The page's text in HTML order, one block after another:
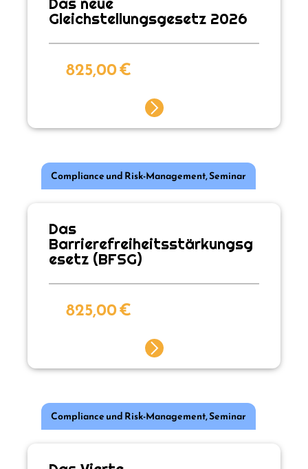
Gleichstellungsgesetz 2026
825,00€
Compliance und Risk-Management,Seminar
Das
Barrierefreiheitsstärkungsg
esetz (BFSG)
825,00€
Compliance und Risk-Management,Seminar